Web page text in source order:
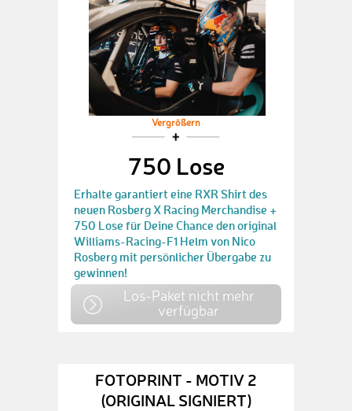
Vergrößern
750 Lose
Erhalte garantiert eine RXR Shirt des
neuen Rosberg X Racing Merchandise +
750 Lose für Deine Chance den original
Williams-Racing-F1 Helm von Nico
Rosberg mit persönlicher Übergabe zu
gewinnen!
Los-Paket nicht mehr
verfügbar
FOTOPRINT - MOTIV 2
(ORIGINAL SIGNIERT)